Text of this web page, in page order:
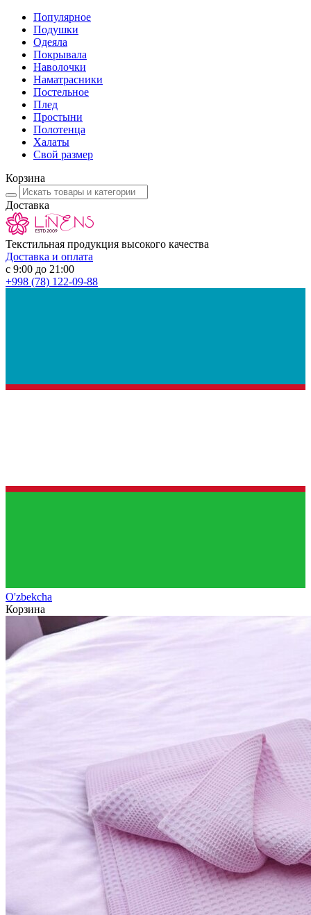
Популярное
Подушки
Одеяла
Покрывала
Наволочки
Наматрасники
Постельное
Плед
Простыни
Полотенца
Халаты
Свой размер
Корзина
Доставка
Текстильная продукция высокого качества
Доставка и оплата
с 9:00 до 21:00
+998 (78) 122-09-88
O'zbekcha
Корзина